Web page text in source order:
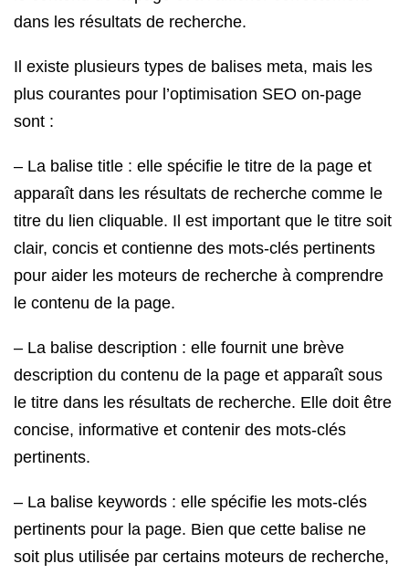
dans les résultats de recherche.
Il existe plusieurs types de balises meta, mais les
plus courantes pour l’optimisation SEO on-page
sont :
– La balise title : elle spécifie le titre de la page et
apparaît dans les résultats de recherche comme le
titre du lien cliquable. Il est important que le titre soit
clair, concis et contienne des mots-clés pertinents
pour aider les moteurs de recherche à comprendre
le contenu de la page.
– La balise description : elle fournit une brève
description du contenu de la page et apparaît sous
le titre dans les résultats de recherche. Elle doit être
concise, informative et contenir des mots-clés
pertinents.
– La balise keywords : elle spécifie les mots-clés
pertinents pour la page. Bien que cette balise ne
soit plus utilisée par certains moteurs de recherche,